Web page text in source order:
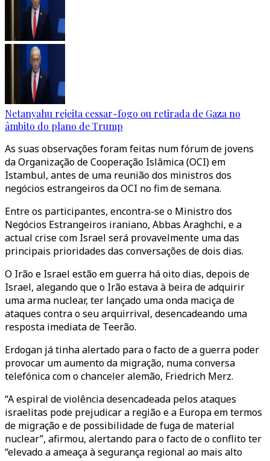
Netanyahu rejeita cessar-fogo ou retirada de Gaza no
âmbito do plano de Trump
As suas observações foram feitas num fórum de jovens
da Organização de Cooperação Islâmica (OCI) em
Istambul, antes de uma reunião dos ministros dos
negócios estrangeiros da OCI no fim de semana.
Entre os participantes, encontra-se o Ministro dos
Negócios Estrangeiros iraniano, Abbas Araghchi, e a
actual crise com Israel será provavelmente uma das
principais prioridades das conversações de dois dias.
O Irão e Israel estão em guerra há oito dias, depois de
Israel, alegando que o Irão estava à beira de adquirir
uma arma nuclear, ter lançado uma onda maciça de
ataques contra o seu arquirrival, desencadeando uma
resposta imediata de Teerão.
Erdogan já tinha alertado para o facto de a guerra poder
provocar um aumento da migração, numa conversa
telefónica com o chanceler alemão, Friedrich Merz.
“A espiral de violência desencadeada pelos ataques
israelitas pode prejudicar a região e a Europa em termos
de migração e de possibilidade de fuga de material
nuclear”, afirmou, alertando para o facto de o conflito ter
“elevado a ameaça à segurança regional ao mais alto